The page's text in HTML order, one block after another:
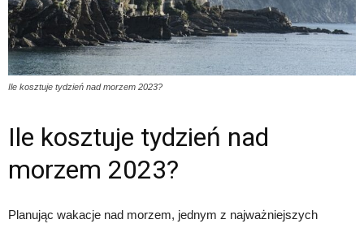
Ile kosztuje tydzień nad morzem 2023?
Ile kosztuje tydzień nad
morzem 2023?
Planując wakacje nad morzem, jednym z najważniejszych